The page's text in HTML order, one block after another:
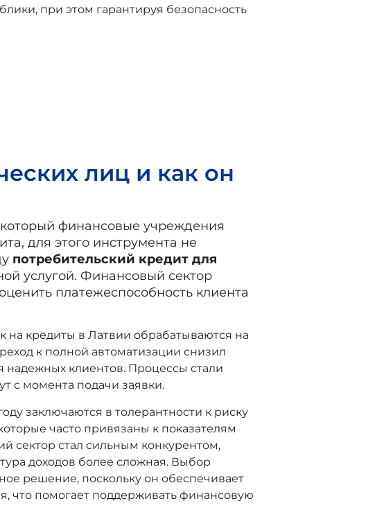
при этом гарантируя безопасность
лиц и как он
финансовые учреждения
для этого инструмента не
потребительский кредит для
услугой. Финансовый сектор
платежеспособность клиента
на кредиты в Латвии обрабатываются на
к полной автоматизации снизил
надежных клиентов. Процессы стали
с момента подачи заявки.
заключаются в толерантности к риску
часто привязаны к показателям
сектор стал сильным конкурентом,
доходов более сложная. Выбор
решение, поскольку он обеспечивает
что помогает поддерживать финансовую